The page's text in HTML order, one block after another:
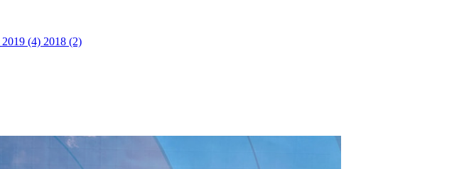
2019 (4) 2018 (2)